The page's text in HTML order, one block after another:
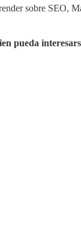
sobre SEO,
pueda